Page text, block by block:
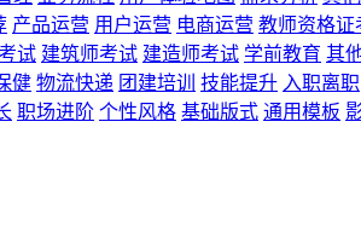
产品运营 用户运营 电商运营 教师资格证
试 建筑师考试 建造师考试 学前教育 其
健 物流快递 团建培训 技能提升 入职离职
职场进阶 个性风格 基础版式 通用模板